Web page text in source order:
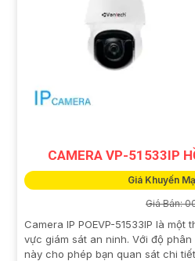
CAMERA VP-51533IP
Giá Khuyến
Giá Bán:
Camera IP POEVP-51533IP là
vực giám sát an ninh. Với độ phân
này cho phép bạn quan sát chi